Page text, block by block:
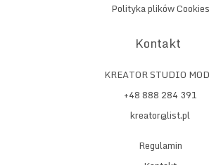
Polityka plików Cookies
Kontakt
KREATOR STUDIO
+48 888 284 391
kreator@list.pl
Regulamin